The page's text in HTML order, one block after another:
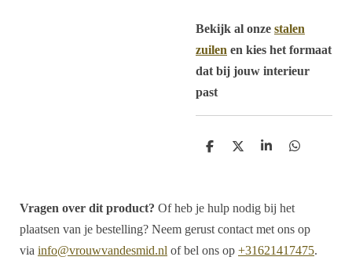
Bekijk al onze stalen
zuilen en kies het formaat
dat bij jouw interieur
past
D
D
S
D
Vragen over dit product? Of heb je hulp nodig bij het
plaatsen van je bestelling? Neem gerust contact met ons op
via info@vrouwvandesmid.nl of bel ons op +31621417475.